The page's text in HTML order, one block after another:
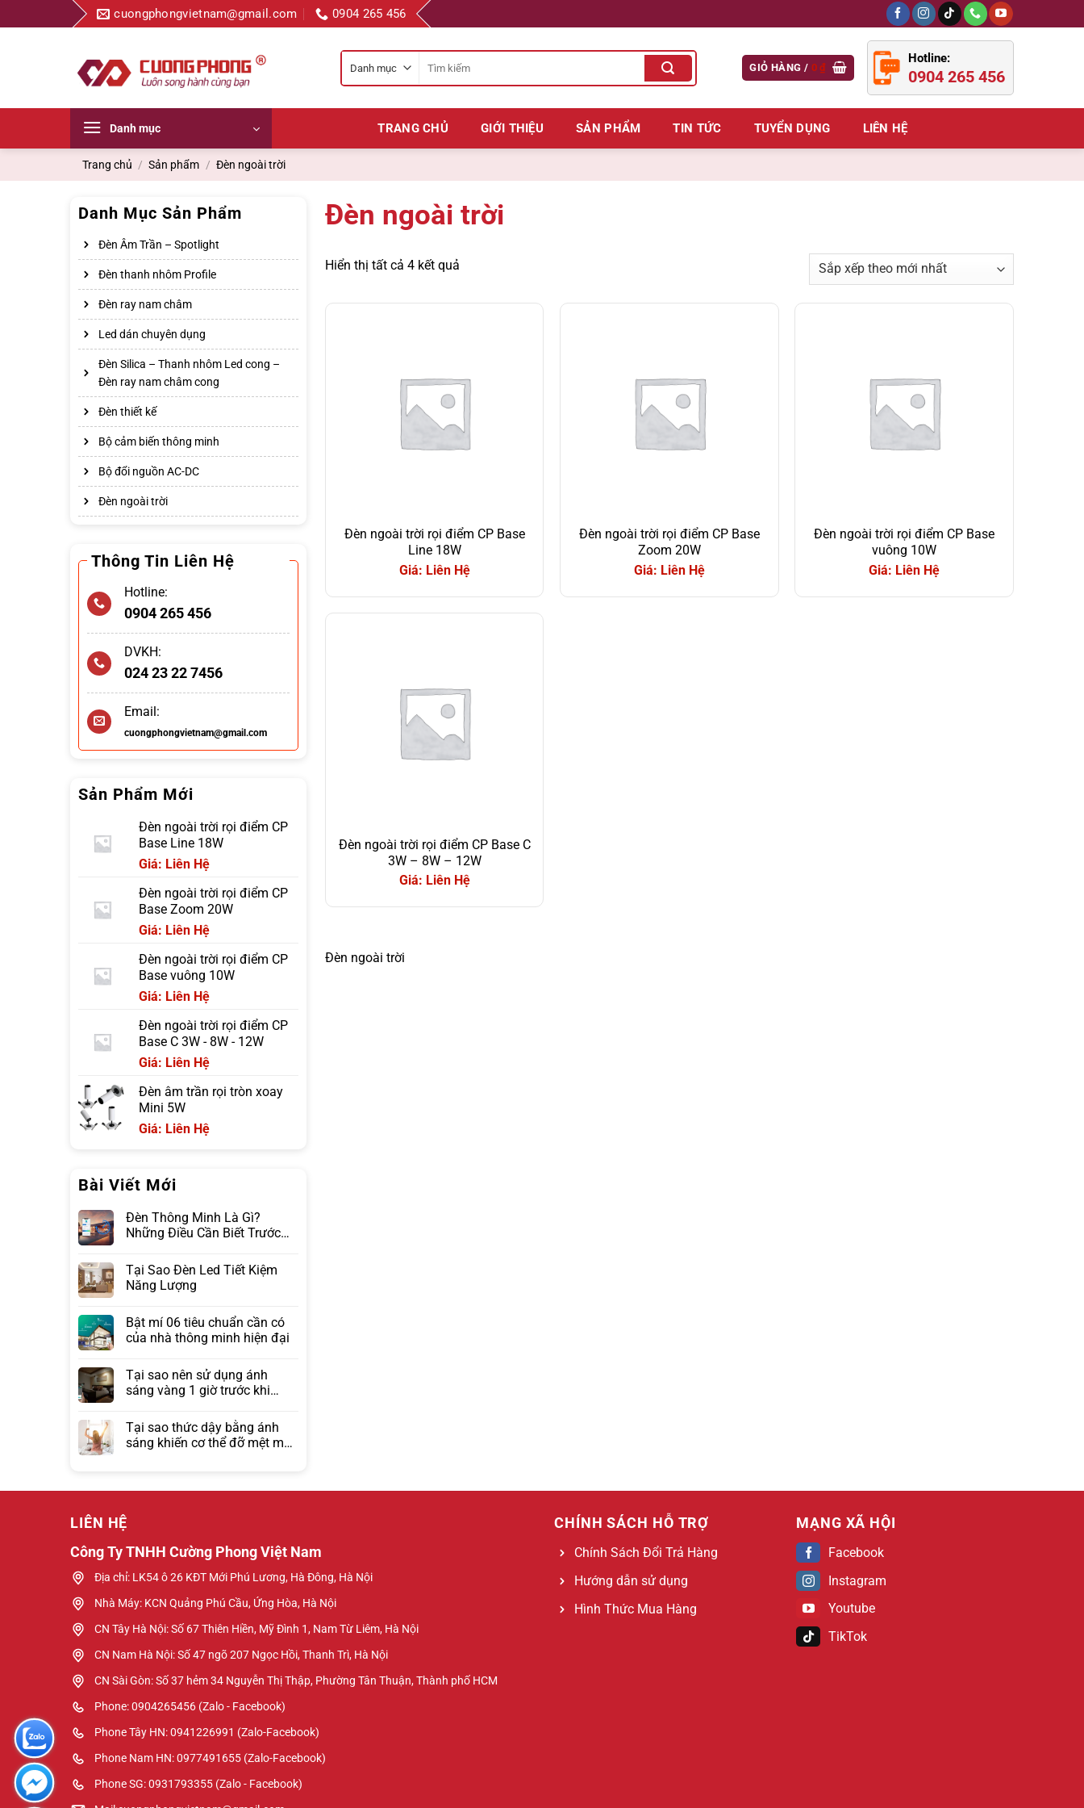
qua
cuongphongvietnam@gmail.com 0904 265 456
kiếm
cho:
GIỎ HÀNG / 0₫
Hotline:
0904 265 456
Danh mục TRANG CHỦ GIỚI THIỆU SẢN PHẨM TIN TỨC TUYỂN DỤNG LIÊN HỆ
Trang chủ / Sản phẩm / Đèn ngoài trời
Danh Mục Sản Phẩm
Đèn Âm Trần – Spotlight
Đèn thanh nhôm Profile
Đèn ray nam châm
Led dán chuyên dụng
Đèn Silica – Thanh nhôm Led cong –
Đèn ray nam châm cong
Đèn thiết kế
Bộ cảm biến thông minh
Bộ đổi nguồn AC-DC
Đèn ngoài trời
Thông Tin Liên Hệ
Hotline:
0904 265 456
DVKH:
024 23 22 7456
Email:
cuongphongvietnam@gmail.com
Sản Phẩm Mới
Đèn ngoài trời rọi điểm CP
Base Line 18W
Giá: Liên Hệ
Đèn ngoài trời rọi điểm CP
Base Zoom 20W
Giá: Liên Hệ
Đèn ngoài trời rọi điểm CP
Base vuông 10W
Giá: Liên Hệ
Đèn ngoài trời rọi điểm CP
Base C 3W - 8W - 12W
Giá: Liên Hệ
Đèn âm trần rọi tròn xoay
Mini 5W
Giá: Liên Hệ
Bài Viết Mới
Đèn Thông Minh Là Gì?
Những Điều Cần Biết Trước
Tại Sao Đèn Led Tiết Kiệm
Năng Lượng
Bật mí 06 tiêu chuẩn cần có
của nhà thông minh hiện đại
Tại sao nên sử dụng ánh
sáng vàng 1 giờ trước khi
Tại sao thức dậy bằng ánh
sáng khiến cơ thể đỡ mệt mỏi
Đèn ngoài trời
Hiển thị tất cả 4 kết quả
Đèn ngoài trời rọi điểm CP Base
Line 18W
Giá: Liên Hệ
Đèn ngoài trời rọi điểm CP Base
Zoom 20W
Giá: Liên Hệ
Đèn ngoài trời rọi điểm CP Base
vuông 10W
Giá: Liên Hệ
Đèn ngoài trời rọi điểm CP Base C
3W – 8W – 12W
Giá: Liên Hệ
Đèn ngoài trời
LIÊN HỆ
Công Ty TNHH Cường Phong Việt Nam
Địa chỉ: LK54 ô 26 KĐT Mới Phú Lương, Hà Đông, Hà Nội
Nhà Máy: KCN Quảng Phú Cầu, Ứng Hòa, Hà Nội
CN Tây Hà Nội: Số 67 Thiên Hiền, Mỹ Đình 1, Nam Từ Liêm, Hà Nội
CN Nam Hà Nội: Số 47 ngõ 207 Ngọc Hồi, Thanh Trì, Hà Nội
CN Sài Gòn: Số 37 hẻm 34 Nguyễn Thị Thập, Phường Tân Thuận, Thành phố HCM
Phone: 0904265456 (Zalo - Facebook)
Phone Tây HN: 0941226991 (Zalo-Facebook)
Phone Nam HN: 0977491655 (Zalo-Facebook)
Phone SG: 0931793355 (Zalo - Facebook)
CHÍNH SÁCH HỖ TRỢ
Chính Sách Đổi Trả Hàng
Hướng dẫn sử dụng
Hình Thức Mua Hàng
MẠNG XÃ HỘI
Facebook
Instagram
Youtube
TikTok